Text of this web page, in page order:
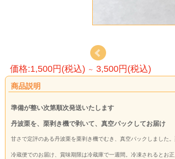
価格:1,500円(税込) ～ 3,500円(税込)
商品説明
準備が整い次第順次発送いたします
丹波栗を、栗剥き機で剥いて、真空パックしてお届け
甘さで定評のある丹波栗を栗剥き機でむき、真空パックしました
冷蔵便でのお届け、賞味期限は冷蔵庫で一週間。冷凍されるとお